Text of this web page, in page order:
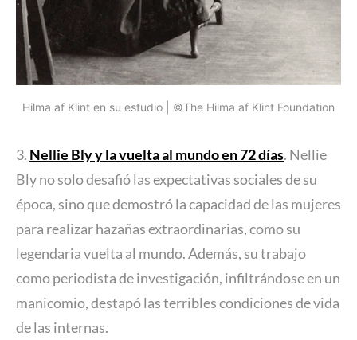
Hilma af Klint en su estudio | ©The Hilma af Klint Foundation
3. Nellie Bly y la vuelta al mundo en 72 días. Nellie
Bly no solo desafió las expectativas sociales de su
época, sino que demostró la capacidad de las mujeres
para realizar hazañas extraordinarias, como su
legendaria vuelta al mundo. Además, su trabajo
como periodista de investigación, infiltrándose en un
manicomio, destapó las terribles condiciones de vida
de las internas.